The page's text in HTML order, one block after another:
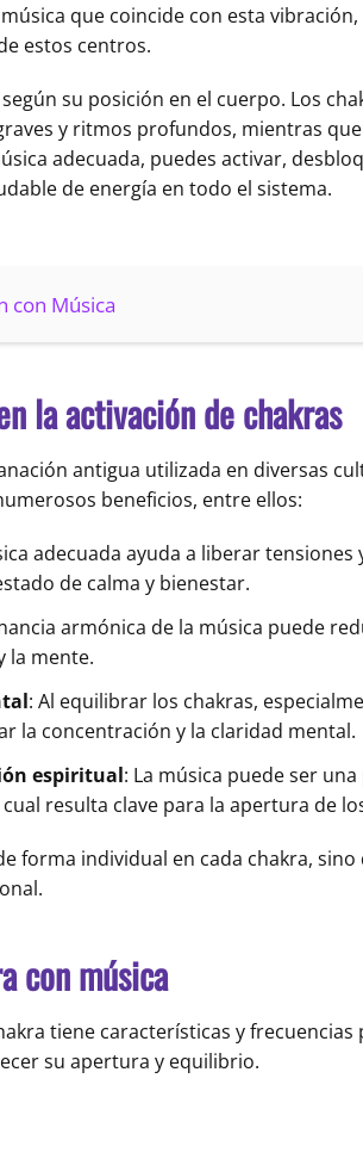
que coincide con esta
estos centros.
su posición en el cuerpo. Los
y ritmos profundos, mientras
adecuada, puedes activar,
de energía en todo el sistema.
con Música
la activación de chakras
antigua utilizada en diversas
beneficios, entre ellos:
adecuada ayuda a liberar
de calma y bienestar.
armónica de la música puede
la mente.
: Al equilibrar los chakras,
la concentración y la claridad mental.
espiritual: La música puede ser
resulta clave para la apertura de
forma individual en cada chakra,
con música
tiene características y
su apertura y equilibrio.